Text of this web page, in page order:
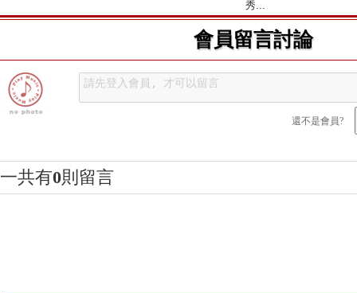
秀...
會員留言討論
還不是會員?
一共有0則留言